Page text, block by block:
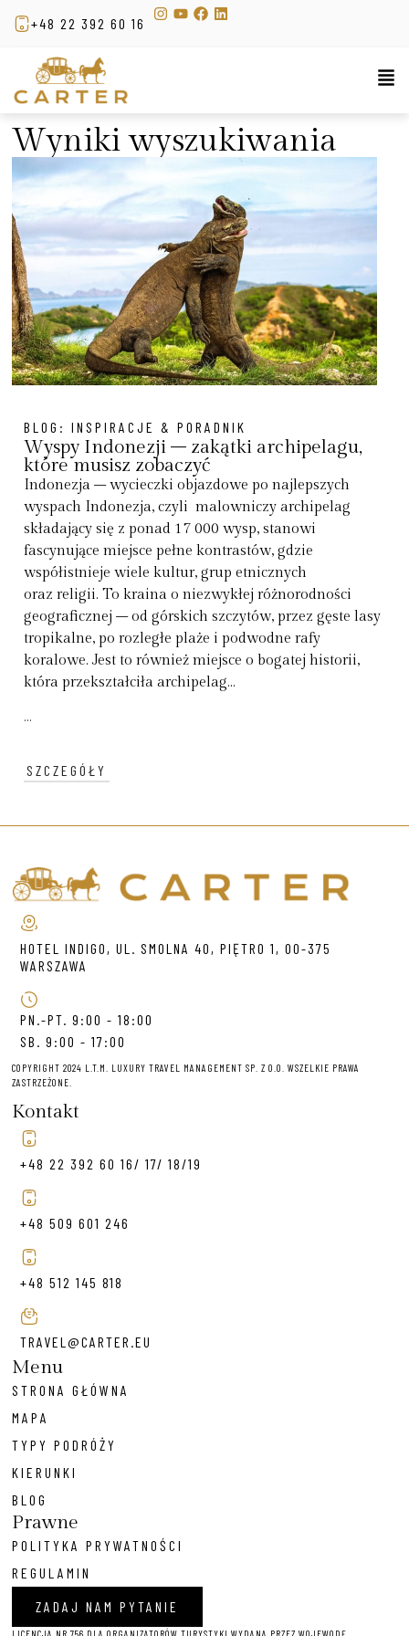
+48 22 392 60 16
Wyniki wyszukiwania
BLOG:INSPIRACJE & PORADNIK
Wyspy Indonezji – zakątki archipelagu,
które musisz zobaczyć
Indonezja – wycieczki objazdowe po najlepszych
wyspach Indonezja, czyli malowniczy archipelag
składający się z ponad 17 000 wysp, stanowi
fascynujące miejsce pełne kontrastów, gdzie
współistnieje wiele kultur, grup etnicznych
oraz religii. To kraina o niezwykłej różnorodności
geograficznej – od górskich szczytów, przez gęste lasy
tropikalne, po rozległe plaże i podwodne rafy
koralowe. Jest to również miejsce o bogatej historii,
która przekształciła archipelag...
...
SZCZEGÓŁY
HOTEL INDIGO, UL. SMOLNA 40, PIĘTRO 1, 00-375
WARSZAWA
PN.-PT. 9:00 - 18:00
SB. 9:00 - 17:00
COPYRIGHT 2024 L.T.M. LUXURY TRAVEL MANAGEMENT SP. Z O.O. WSZELKIE PRAWA
ZASTRZEŻONE.
Kontakt
+48 22 392 60 16/ 17/ 18/19
+48 509 601 246
+48 512 145 818
TRAVEL@CARTER.EU
Menu
STRONA GŁÓWNA
MAPA
TYPY PODRÓŻY
KIERUNKI
BLOG
Prawne
POLITYKA PRYWATNOŚCI
REGULAMIN
ZADAJ NAM PYTANIE